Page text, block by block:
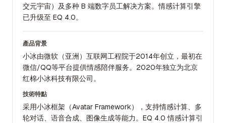
交元宇宙）及多种 B 端数字员工解决方案。情感计算引擎
已升级至 EQ 4.0。
產品背景
小冰由微软（亚洲）互联网工程院于2014年创立，最初在
微信/QQ等平台提供情感陪伴服务。2020年独立为北京
红棉小冰科技有限公司。
技術特點
采用小冰框架（Avatar Framework），支持情感计算、多
轮对话、语音合成、图像生成等能力。EQ 4.0 情感计算引